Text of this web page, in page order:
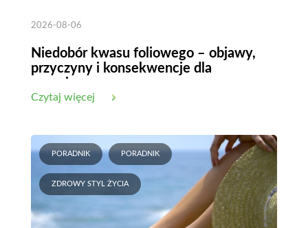
2026-08-06
Niedobór kwasu foliowego – objawy,
przyczyny i konsekwencje dla
Czytaj więcej
PORADNIK PORADNIK
ZDROWY STYL ŻYCIA